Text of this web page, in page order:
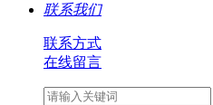
联系我们
联系方式
在线留言